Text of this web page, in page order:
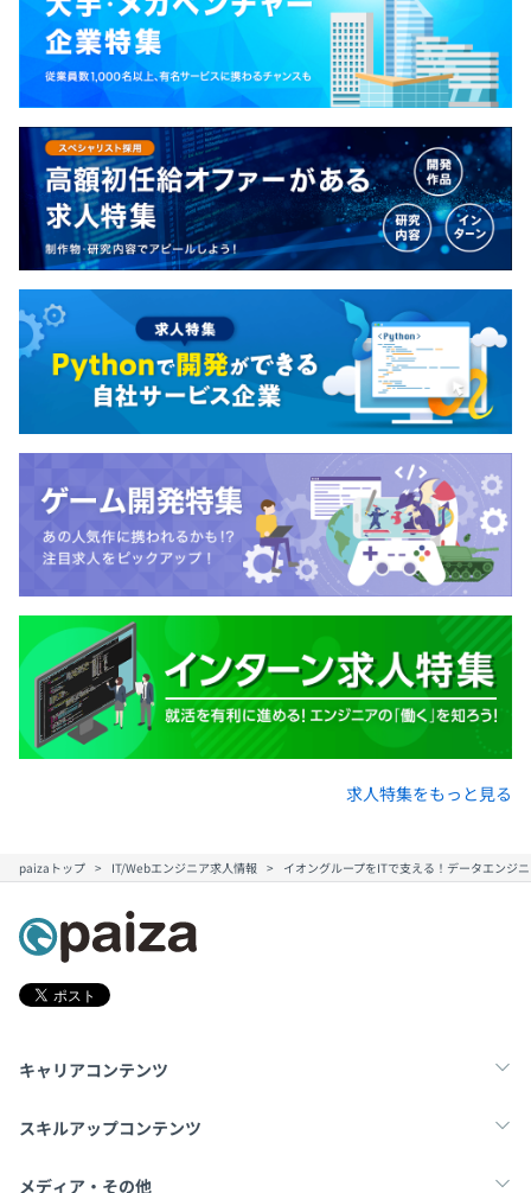
要予測、リアルタイムに営業情報を活用できるスマ
ホ端末「モバイルアシスタント」など、店舗DXへ寄
与 ▍購買・会員データ活用のための基盤構築 数千億
の購買データ、および数千万の会員データのグルー
プ全体での利活用
求人特集をもっと見る
paizaトップ IT/Webエンジニア求人情報 イオングループをITで支える！データエンジ
キャリアコンテンツ
転職・キャリア
スキルアップコンテンツ
学習
メディア・その他